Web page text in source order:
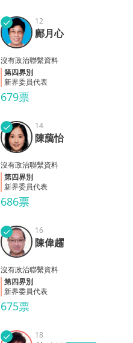
鄺月
心
✓
679票
12
鄺月心
沒有政治聯繫資料
第四界別
新界委員代表
陳藹
怡
✓
686票
14
陳藹怡
沒有政治聯繫資料
第四界別
新界委員代表
陳偉
趯
✓
675票
16
陳偉趯
沒有政治聯繫資料
第四界別
新界委員代表
黃碧
✓ 18